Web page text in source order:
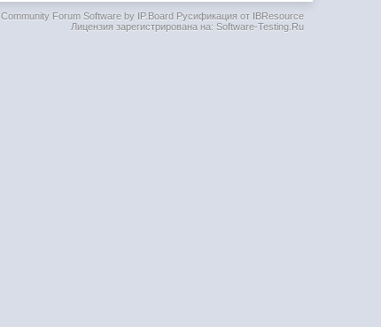
Community Forum Software by IP.BoardРусификация от IBResource
Лицензия зарегистрирована на: Software-Testing.Ru